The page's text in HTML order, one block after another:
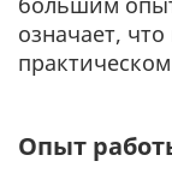
означает,
Опыт